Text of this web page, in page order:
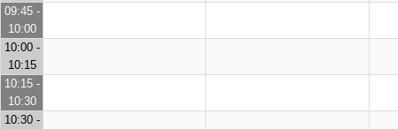
09:45 -
10:00
10:00 -
10:15
10:15 -
10:30
10:30 -